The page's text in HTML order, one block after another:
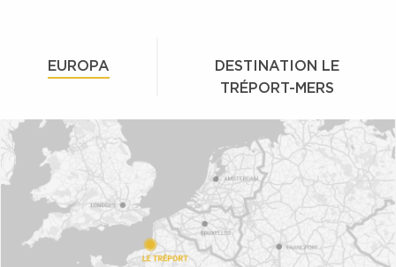
EUROPA
DESTINATION LE
TRÉPORT-MERS